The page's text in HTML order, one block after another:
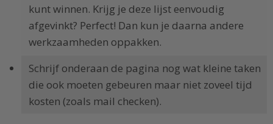
kunt winnen. Krijg je deze lijst eenvoudig
afgevinkt? Perfect! Dan kun je daarna andere
werkzaamheden oppakken.
Schrijf onderaan de pagina nog wat kleine taken
die ook moeten gebeuren maar niet zoveel tijd
kosten (zoals mail checken).